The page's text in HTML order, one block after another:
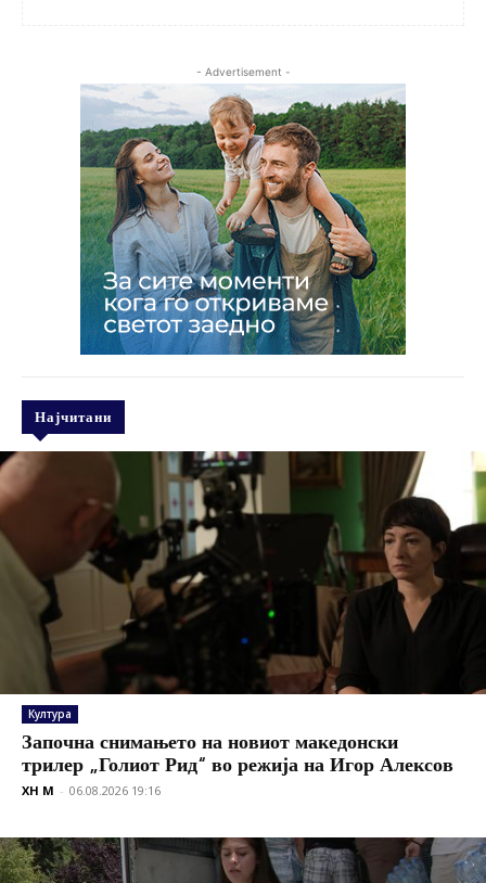
- Advertisement -
Најчитани
Култура
Започна снимањето на новиот македонски
трилер „Голиот Рид“ во режија на Игор Алексов
XH M - 06.08.2026 19:16